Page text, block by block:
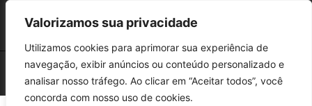
Valorizamos sua privacidade
Utilizamos cookies para aprimorar sua experiência de
navegação, exibir anúncios ou conteúdo personalizado e
analisar nosso tráfego. Ao clicar em “Aceitar todos”, você
concorda com nosso uso de cookies.